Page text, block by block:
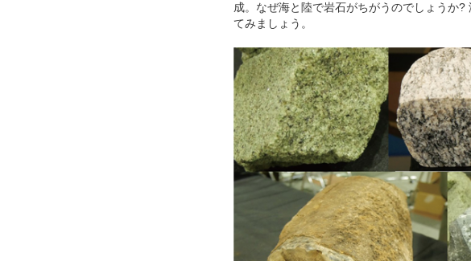
成。なぜ海と陸で岩石がちがうのでしょうか
てみましょう。